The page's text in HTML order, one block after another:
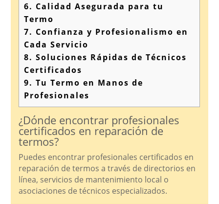
6. Calidad Asegurada para tu
Termo
7. Confianza y Profesionalismo en
Cada Servicio
8. Soluciones Rápidas de Técnicos
Certificados
9. Tu Termo en Manos de
Profesionales
¿Dónde encontrar profesionales
certificados en reparación de
termos?
Puedes encontrar profesionales certificados en
reparación de termos a través de directorios en
línea, servicios de mantenimiento local o
asociaciones de técnicos especializados.